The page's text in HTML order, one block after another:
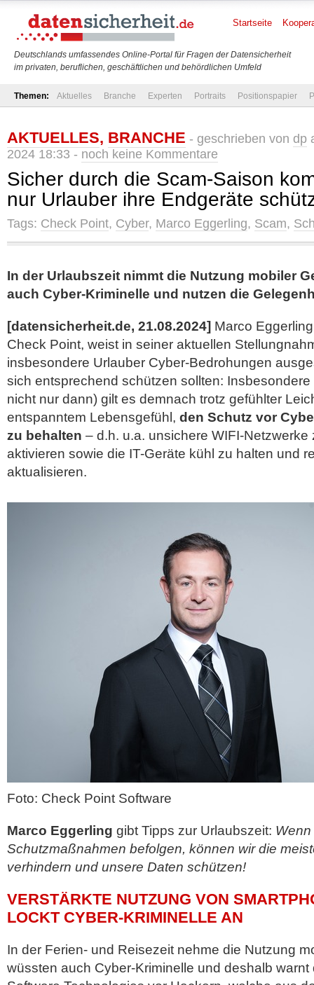
Deutschlands umfassendes Online-Portal für Fragen der Datensicherheit
im privaten, beruflichen, geschäftlichen und behördlichen Umfeld
Startseite
Themen: Aktuelles Branche Experten Portraits Positionspapier
AKTUELLES, BRANCHE - geschrieben von dp
2024 18:33 - noch keine Kommentare
Sicher durch die Scam-Saison
nur Urlauber ihre Endgeräte
Tags: Check Point, Cyber, Marco Eggerling, Scam,
In der Urlaubszeit nimmt die Nutzung mobiler
auch Cyber-Kriminelle und nutzen die
[datensicherheit.de, 21.08.2024] Marco
Check Point, weist in seiner aktuellen
insbesondere Urlauber Cyber-Bedrohungen
sich entsprechend schützen sollten:
nicht nur dann) gilt es demnach trotz gefühlter
entspanntem Lebensgefühl, den Schutz vor
zu behalten – d.h. u.a. unsichere WIFI-Netzwerke
aktivieren sowie die IT-Geräte kühl zu halten und
aktualisieren.
Foto: Check Point Software
Marco Eggerling gibt Tipps zur Urlaubszeit:
Schutzmaßnahmen befolgen, können wir die
verhindern und unsere Daten schützen!
VERSTÄRKTE NUTZUNG VON
LOCKT CYBER-KRIMINELLE AN
In der Ferien- und Reisezeit nehme die Nutzung
wüssten auch Cyber-Kriminelle und deshalb